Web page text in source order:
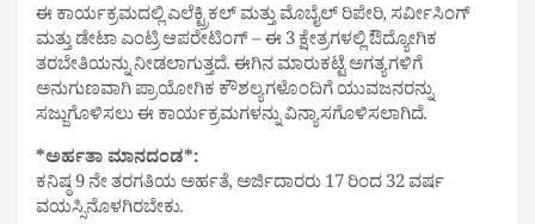
ಈ ಕಾರ್ಯಕ್ರಮದಲ್ಲಿ ಎಲೆಕ್ಟ್ರಿಕಲ್ ಮತ್ತು ಮೊಬೈಲ್ ರಿಪೇರಿ, ಸರ್ವೀಸಿಂಗ್
ಮತ್ತು ಡೇಟಾ ಎಂಟ್ರಿ ಆಪರೇಟಿಂಗ್ – ಈ 3 ಕ್ಷೇತ್ರಗಳಲ್ಲಿ ಔದ್ಯೋಗಿಕ
ತರಬೇತಿಯನ್ನು ನೀಡಲಾಗುತ್ತದೆ. ಈಗಿನ ಮಾರುಕಟ್ಟೆ ಅಗತ್ಯಗಳಿಗೆ
ಅನುಗುಣವಾಗಿ ಪ್ರಾಯೋಗಿಕ ಕೌಶಲ್ಯಗಳೊಂದಿಗೆ ಯುವಜನರನ್ನು
ಸಜ್ಜುಗೊಳಿಸಲು ಈ ಕಾರ್ಯಕ್ರಮಗಳನ್ನು ವಿನ್ಯಾಸಗೊಳಿಸಲಾಗಿದೆ.
*ಅರ್ಹತಾ ಮಾನದಂಡ*:
ಕನಿಷ್ಠ 9 ನೇ ತರಗತಿಯ ಅರ್ಹತೆ, ಅರ್ಜಿದಾರರು 17 ರಿಂದ 32 ವರ್ಷ
ವಯಸ್ಸಿನೊಳಗಿರಬೇಕು.